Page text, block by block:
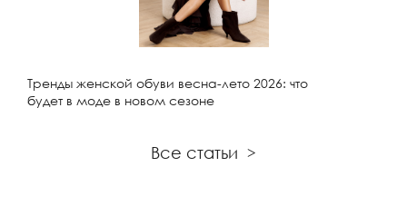
Тренды женской обуви весна-лето 2026: что
будет в моде в новом сезоне
Все статьи >